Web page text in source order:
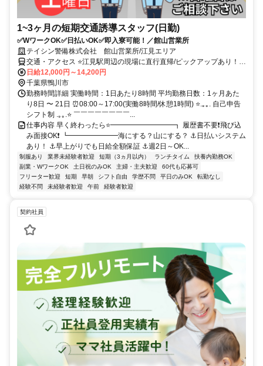
1~3ヶ月の短期交通誘導スタッフ(日勤)
✅WワークOK✅日払いOK✅即入寮可能！／館山営業所
テイシン警備株式会社 館山営業所/江見エリア
交通・アクセス ⭐江見駅周辺の現場に直行直帰/ピックアップあり！移
動の心配は不要です♪
日給12,000円～14,200円
千葉県鴨川市
勤務時間詳細 実働時間：1日あたり8時間 平均勤務日数：1ヶ月あた
り8日 〜 21日 ⏰08:00～17:00(実働8時間/休憩1時間) ⭐.｡｡. 自己申告
シフト制 .｡｡.⭐ ￣￣￣￣￣￣￣￣...
仕事内容 早く終わったら⭐━━━━━━━━━┓ 履歴書不要❗飛び込
み面接OK❗ ┗━━━━━━━海にする？山にする？ ⚓日払いシステム
あり！ ⚓早上がりでも日給全額保証 ⚓週2日～OK...
制服あり 業界未経験者歓迎 短期（3ヵ月以内） ランチタイム
扶養内勤務OK
副業・WワークOK
土日祝のみOK 主婦・主夫歓迎
60代も応募可
フリーター歓迎
短期 早朝 シフト自由 学歴不問 平日のみOK
転勤なし
経験不問
未経験者歓迎 午前 経験者歓迎
契約社員